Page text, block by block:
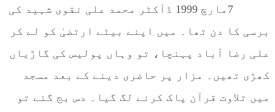
7مارچ 1999 ڈآکٹر محمد علی نقوی شہید کی
برسی کا دن تھا۔ میں اپنے بیٹے ارتضیٰ کو لے کر
علی رضا آباد پہنچا، تو وہاں پولیس کی گاڑیاں
کھڑی تھیں۔ مزار پر حاضری دینے کے بعد مسجد
میں تلاوت قرآن پاک کرنے لگ گیا۔ دس بج گئے تو